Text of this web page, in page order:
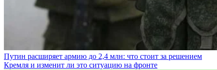
Путин расширяет армию до 2,4 млн: что стоит за решением
Кремля и изменит ли это ситуацию на фронте